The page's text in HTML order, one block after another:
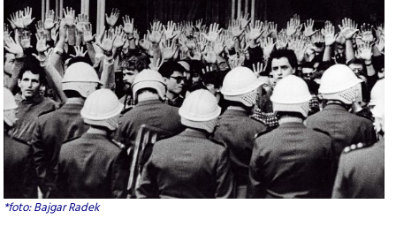
*foto: Bajgar Radek